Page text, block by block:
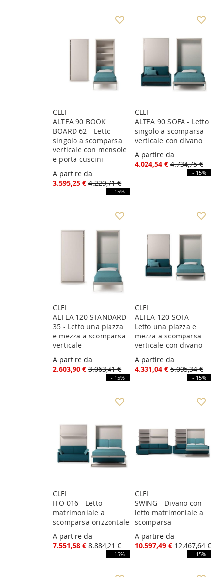
CLEI
ALTEA 90 BOOK
BOARD 62 - Letto
singolo a scomparsa
verticale con mensole
e porta cuscini
A partire da
3.595,25 € 4.229,71 €
- 15%
CLEI
ALTEA 90 SOFA - Letto
singolo a scomparsa
verticale con divano
A partire da
4.024,54 € 4.734,75 €
- 15%
CLEI
ALTEA 120 STANDARD
35 - Letto una piazza
e mezza a scomparsa
verticale
A partire da
2.603,90 € 3.063,41 €
- 15%
CLEI
ALTEA 120 SOFA -
Letto una piazza e
mezza a scomparsa
verticale con divano
A partire da
4.331,04 € 5.095,34 €
- 15%
CLEI
ITO 016 - Letto
matrimoniale a
scomparsa orizzontale
A partire da
7.551,58 € 8.884,21 €
- 15%
CLEI
SWING - Divano con
letto matrimoniale a
scomparsa
A partire da
10.597,49 € 12.467,64 €
- 15%